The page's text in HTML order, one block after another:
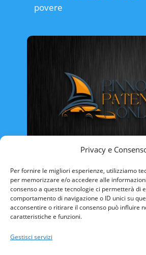
Privacy e
Per fornire le migliori esperienze, utilizziamo
per memorizzare e/o accedere alle
consenso a queste tecnologie ci permetterà di
comportamento di navigazione o ID unici su
acconsentire o ritirare il consenso può influire
caratteristiche e funzioni.
Gestisci servizi
povere
CAMPANIA